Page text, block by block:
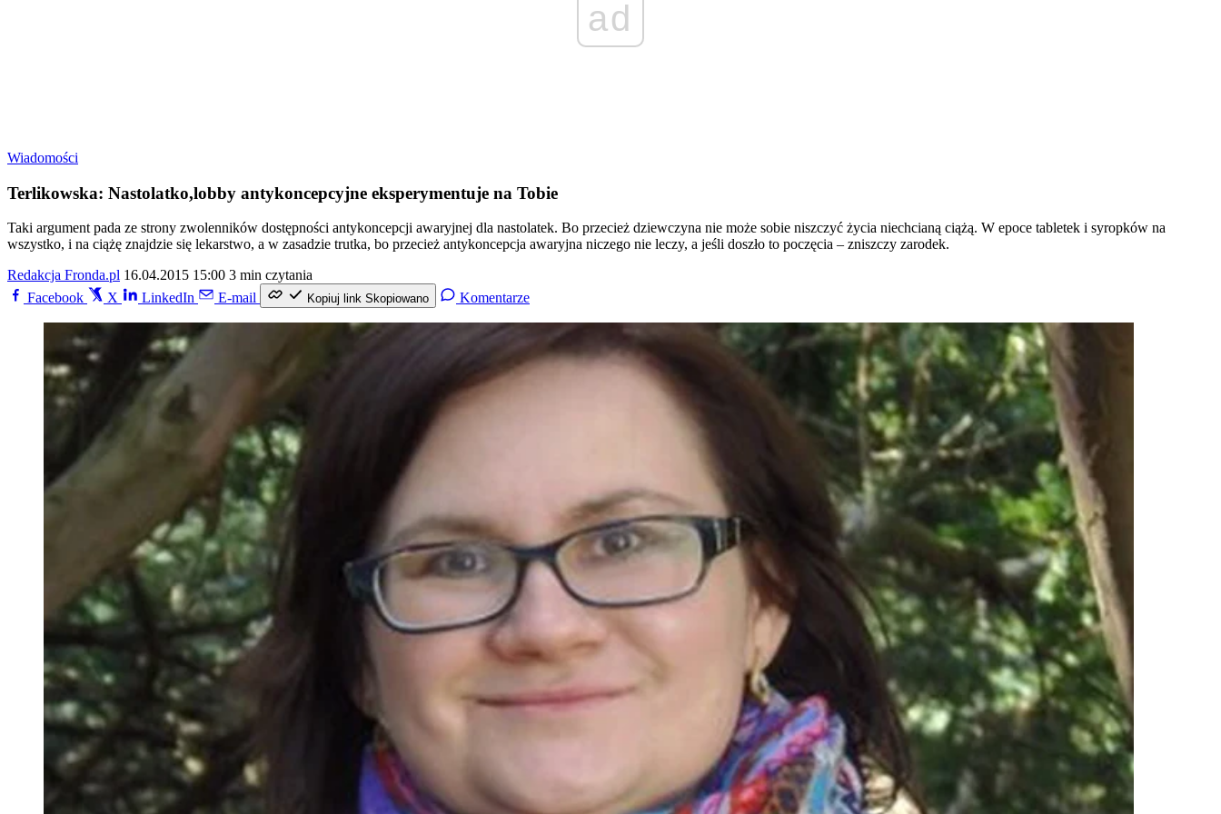
ad
Wiadomości
Terlikowska: Nastolatko,lobby antykoncepcyjne eksperymentuje na Tobie
Taki argument pada ze strony zwolenników dostępności antykoncepcji awaryjnej dla nastolatek. Bo przecież dziewczyna nie może sobie niszczyć życia niechcianą ciążą. W epoce tabletek i syropków na
wszystko, i na ciążę znajdzie się lekarstwo, a w zasadzie trutka, bo przecież antykoncepcja awaryjna niczego nie leczy, a jeśli doszło to poczęcia – zniszczy zarodek.
Redakcja Fronda.pl 16.04.2015 15:00 3 min czytania
Facebook
X LinkedIn E-mail Kopiuj link Skopiowano Komentarze